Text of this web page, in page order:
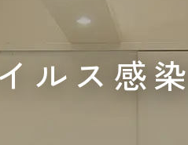
ルス感